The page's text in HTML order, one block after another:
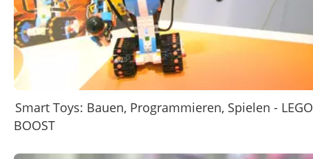
Smart Toys: Bauen, Programmieren, Spielen - LEGO
BOOST